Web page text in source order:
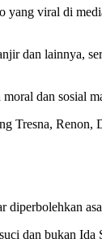
viral di
dan lainnya,
dan sosial
Renon,
diperbolehkan
dan bukan Ida